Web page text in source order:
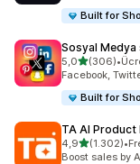
Built for
Sosyal Medya
5,05 yıldız
(306)
toplam 306•
Facebook,
Built for
TA AI Product
4,95 yıldız
(1.302)
toplam 1302 •
Boost sales by